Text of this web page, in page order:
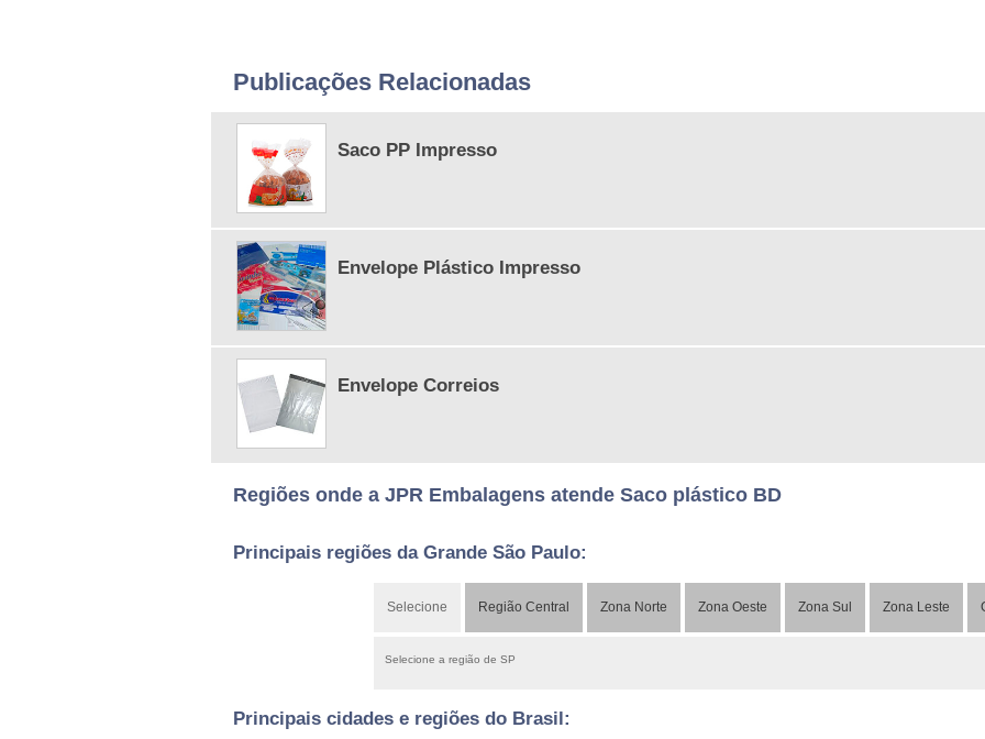
Publicações Relacionadas
Saco PP Impresso
Envelope Plástico Impresso
Envelope Correios
Regiões onde a JPR Embalagens atende Saco plástico BD
Principais regiões da Grande São Paulo:
Selecione Região Central Zona Norte Zona Oeste Zona Sul Zona Leste
Selecione a região de SP
Principais cidades e regiões do Brasil: